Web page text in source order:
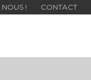
! CONTACT